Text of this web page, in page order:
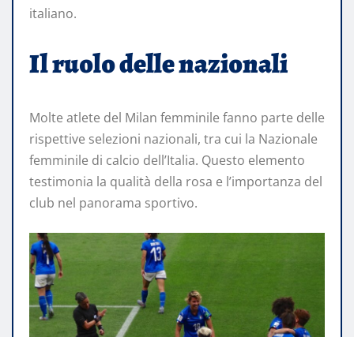
italiano.
Il ruolo delle nazionali
Molte atlete del Milan femminile fanno parte delle
rispettive selezioni nazionali, tra cui la Nazionale
femminile di calcio dell’Italia. Questo elemento
testimonia la qualità della rosa e l’importanza del
club nel panorama sportivo.